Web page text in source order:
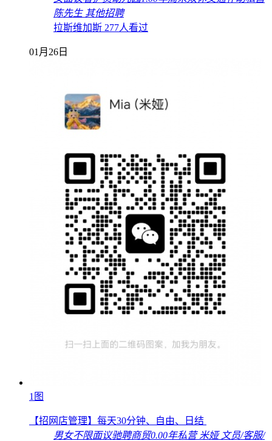
陈先生 其他招聘
拉斯维加斯 277人看过
01月26日
1图
【招网店管理】每天30分钟、自由、日结
男女不限面议驰聘商贸0.00年私营 米娅 文员/客服/